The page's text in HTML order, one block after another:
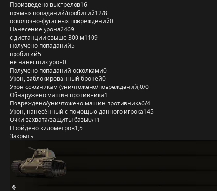
Произведено выстрелов16
прямых попаданий/пробитий12/8
осколочно-фугасных повреждений0
Нанесение урона2469
с дистанции свыше 300 м1109
Получено попаданий5
пробитий5
не нанёсших урон0
Получено попаданий осколками0
Урон, заблокированный бронёй0
Урон союзникам (уничтожено/повреждений)0/0
Обнаружено машин противника1
Повреждено/уничтожено машин противника6/4
Урон, нанесённый с помощью данного игрока145
Очки захвата/защиты базы0/11
Пройдено километров1,5
Закрыть